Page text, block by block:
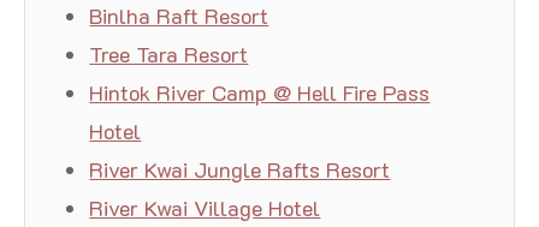
Binlha Raft Resort
Tree Tara Resort
Hintok River Camp @ Hell Fire Pass
Hotel
River Kwai Jungle Rafts Resort
River Kwai Village Hotel